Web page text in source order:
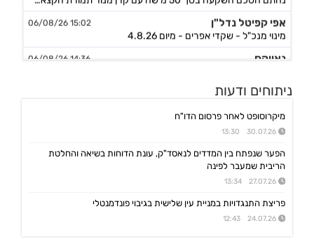
אפי קפיטל נדל"ן
מינוי מנכ"ל - שקדי אפרים - מיום 4.8.26
לייבפרסון
הצגת הצעת רכישת החברה ע"י SOUNDHOUND AI
גיקס אינטרנט
אפולו פאוור 09:00 06/08/26
הסכם רישיון ושירותי פיתוח עם תאגיד בנקאי בישראל,פרטים
ניתוחים ודעות
מיקרוסופט לאחר פרסום הדו"ח
30.07.26 13:30
הפער שנפתח בין המדדים לנאסד"ק, עונת הדוחות בשיאה והחלטת
הריבית שמעבר לפינה
27.07.26 13:34
פריצת התנגדויות במניית עין שלישית בגיבוי פונדמנטלי
24.07.26 12:43